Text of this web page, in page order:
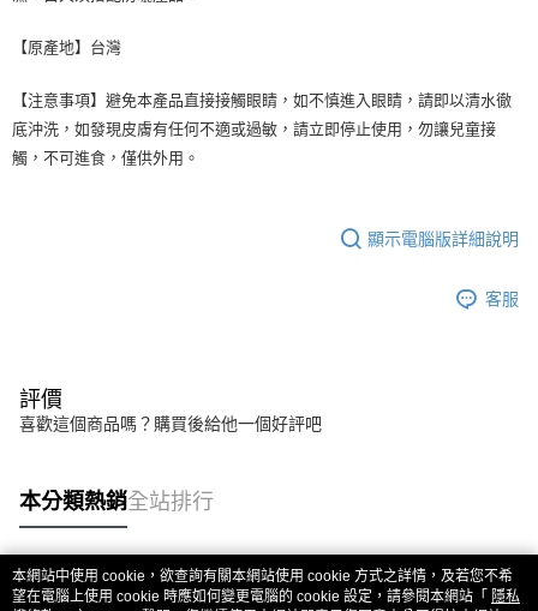
【原產地】台灣
【注意事項】避免本產品直接接觸眼睛，如不慎進入眼睛，請即以清水徹
底沖洗，如發現皮膚有任何不適或過敏，請立即停止使用，勿讓兒童接
觸，不可進食，僅供外用。
顯示電腦版詳細說明
客服
評價
喜歡這個商品嗎？購買後給他一個好評吧
本分類熱銷全站排行
熱門標籤
本網站中使用 cookie，欲查詢有關本網站使用 cookie 方式之詳情，及若您不希
望在電腦上使用 cookie 時應如何變更電腦的 cookie 設定，請參閱本網站「 隱私